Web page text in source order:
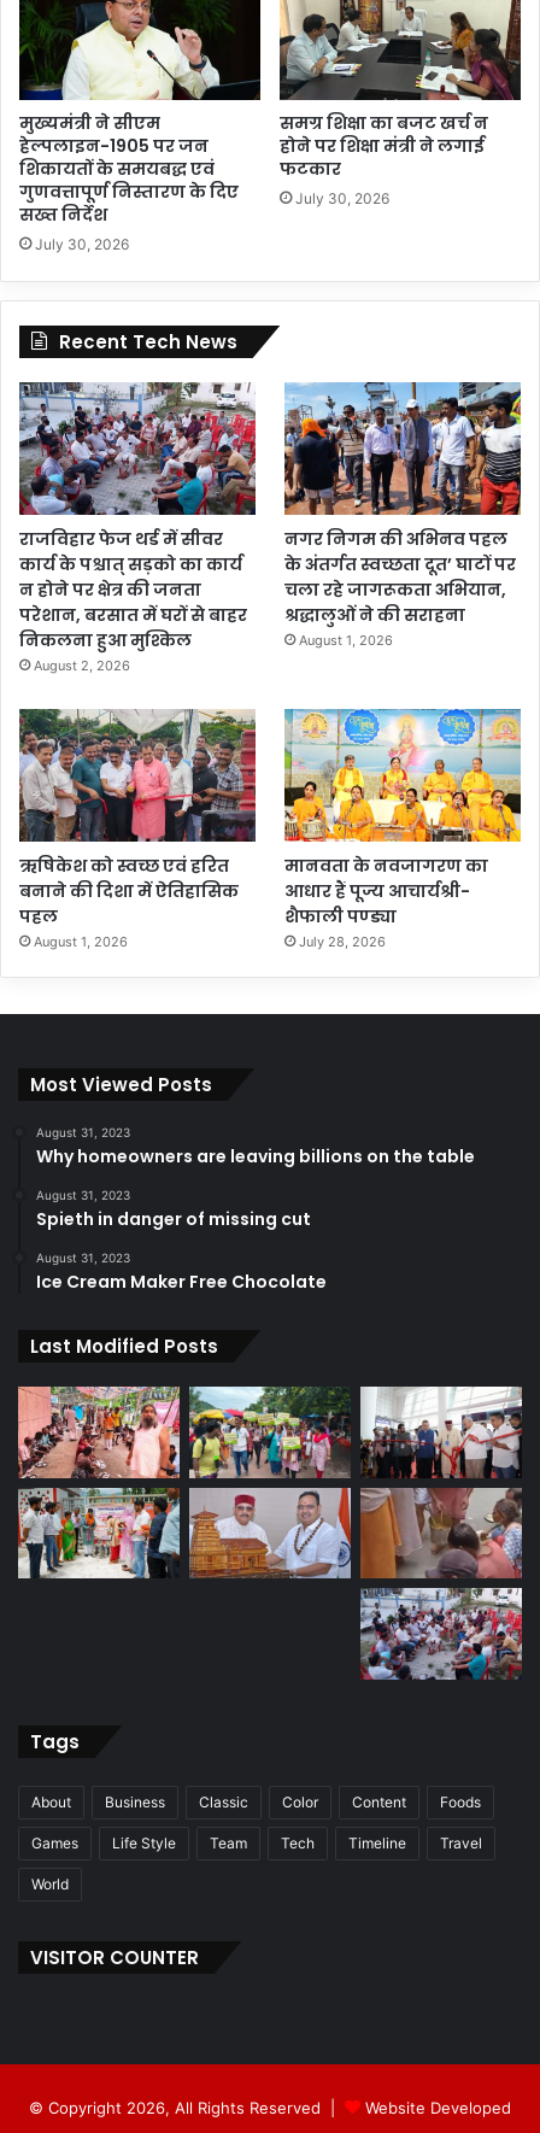
मुख्यमंत्री ने सीएम
हेल्पलाइन-1905 पर जन
शिकायतों के समयबद्ध एवं
गुणवत्तापूर्ण निस्तारण के दिए
सख्त निर्देश
July 30, 2026
समग्र शिक्षा का बजट खर्च न
होने पर शिक्षा मंत्री ने लगाई
फटकार
July 30, 2026
Recent Tech News
राजविहार फेज थर्ड में सीवर
कार्य के पश्चात् सड़को का कार्य
न होने पर क्षेत्र की जनता
परेशान, बरसात में घरों से बाहर
निकलना हुआ मुश्किल
August 2, 2026
नगर निगम की अभिनव पहल
के अंतर्गत स्वच्छता दूत’ घाटों पर
चला रहे जागरूकता अभियान,
श्रद्धालुओं ने की सराहना
August 1, 2026
ऋषिकेश को स्वच्छ एवं हरित
बनाने की दिशा में ऐतिहासिक
पहल
August 1, 2026
मानवता के नवजागरण का
आधार हैं पूज्य आचार्यश्री-
शैफाली पण्ड्या
July 28, 2026
Most Viewed Posts
August 31, 2023
Why homeowners are leaving billions on the table
August 31, 2023
Spieth in danger of missing cut
August 31, 2023
Ice Cream Maker Free Chocolate
Last Modified Posts
Tags
About Business Classic Color Content Foods
Games Life Style Team Tech Timeline Travel
World
VISITOR COUNTER
© Copyright 2026, All Rights Reserved | Website Developed